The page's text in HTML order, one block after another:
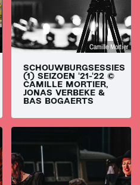
Camille Mortier
SCHOUWBURGSESSIES
(1) SEIZOEN '21-'22 ©
CAMILLE MORTIER,
JONAS VERBEKE &
BAS BOGAERTS